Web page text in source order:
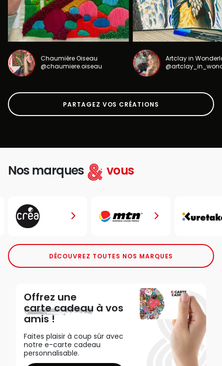
Chaumière Oiseau
@chaumiere.oiseau
Artclay in
PARTAGEZ VOS CRÉATIONS
Nos marques vous
DÉCOUVREZ TOUTES NOS MARQUES
Offrez une
carte cadeau à vos
amis !
Faites plaisir à coup sûr avec
notre e-carte cadeau
personnalisable.